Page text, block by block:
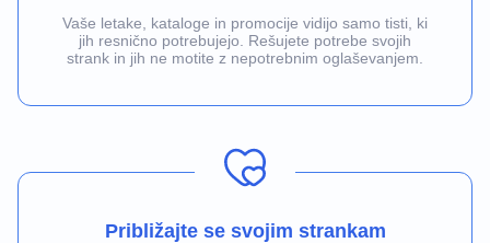
Vaše letake, kataloge in promocije vidijo samo tisti, ki
jih resnično potrebujejo. Rešujete potrebe svojih
strank in jih ne motite z nepotrebnim oglaševanjem.
Približajte se svojim strankam